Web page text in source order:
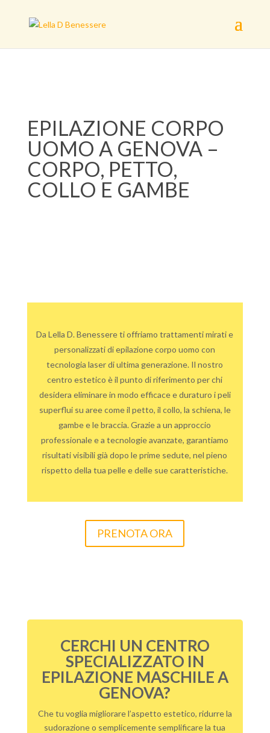
EPILAZIONE CORPO
UOMO A GENOVA –
CORPO, PETTO,
COLLO E GAMBE
Da Lella D. Benessere ti offriamo trattamenti mirati e
personalizzati di epilazione corpo uomo con
tecnologia laser di ultima generazione. Il nostro
centro estetico è il punto di riferimento per chi
desidera eliminare in modo efficace e duraturo i peli
superflui su aree come il petto, il collo, la schiena, le
gambe e le braccia. Grazie a un approccio
professionale e a tecnologie avanzate, garantiamo
risultati visibili già dopo le prime sedute, nel pieno
rispetto della tua pelle e delle sue caratteristiche.
PRENOTA ORA
CERCHI UN CENTRO
SPECIALIZZATO IN
EPILAZIONE MASCHILE A
GENOVA?
Che tu voglia migliorare l’aspetto estetico, ridurre la
sudorazione o semplicemente semplificare la tua